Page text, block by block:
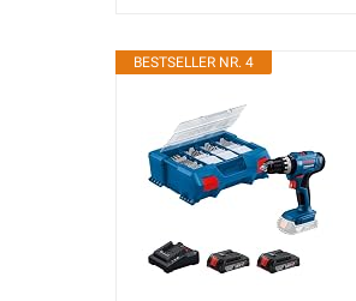
BESTSELLER NR. 4